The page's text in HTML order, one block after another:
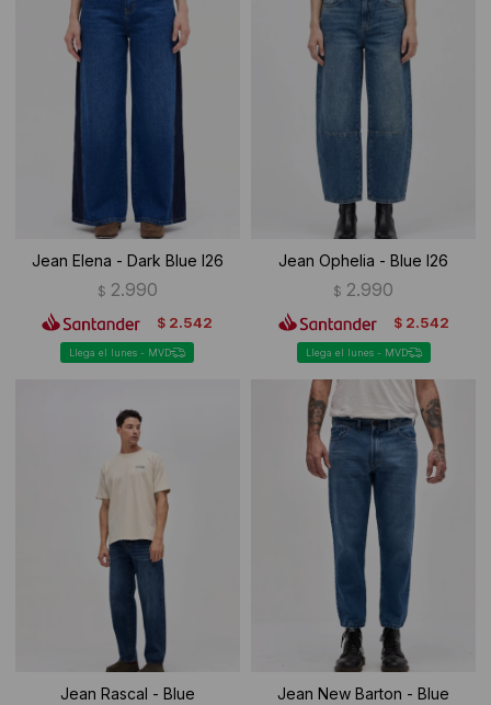
Jean Elena - Dark Blue I26
$ 2.990
$ 2.542
Llega el lunes - MVD
Jean Ophelia - Blue I26
$ 2.990
$ 2.542
Llega el lunes - MVD
Jean Rascal - Blue
Jean New Barton - Blue